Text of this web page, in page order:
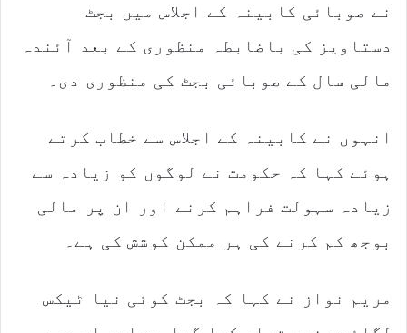
نے صوبائی کابینہ کے اجلاس میں بجٹ
دستاویز کی باضابطہ منظوری کے بعد آئندہ
مالی سال کے صوبائی بجٹ کی منظوری دی۔
انہوں نے کابینہ کے اجلاس سے خطاب کرتے
ہوئے کہا کہ حکومت نے لوگوں کو زیادہ سے
زیادہ سہولت فراہم کرنے اور ان پر مالی
بوجھ کم کرنے کی ہر ممکن کوشش کی ہے۔
مریم نواز نے کہا کہ بجٹ کوئی نیا ٹیکس